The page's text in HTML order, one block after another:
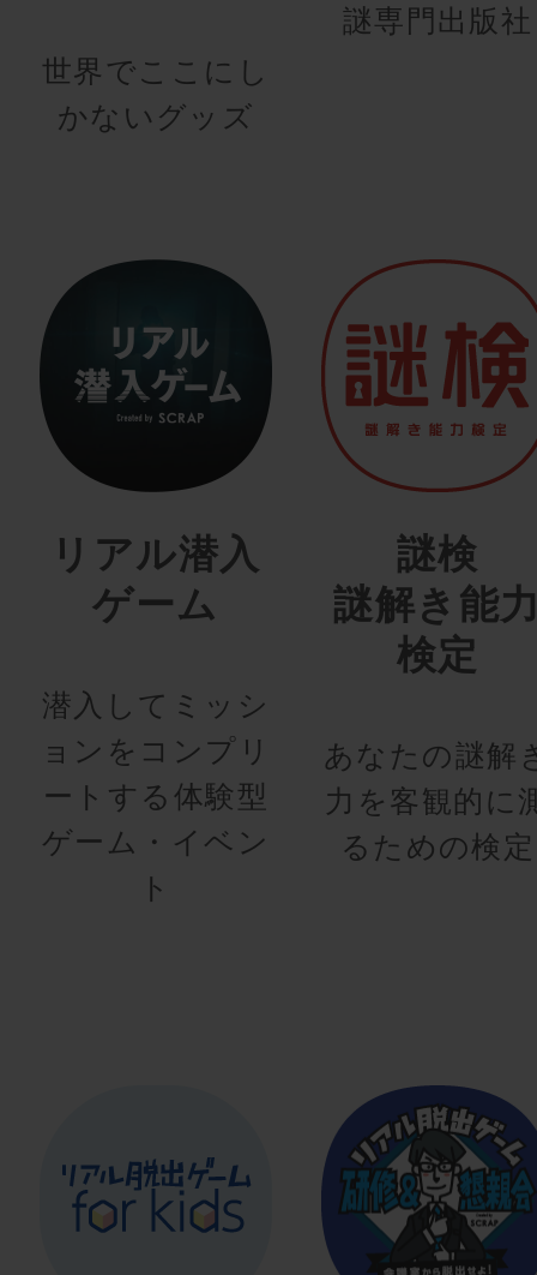
世界でここにし
かないグッズ
謎専門出版社
リアル潜入
ゲーム
潜入してミッシ
ョンをコンプリ
ートする体験型
ゲーム・イベン
ト
謎検
謎解き能
検定
あなたの謎解
力を客観的に
るための検定